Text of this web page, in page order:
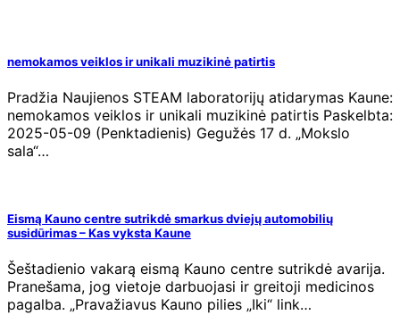
nemokamos veiklos ir unikali muzikinė patirtis
Pradžia Naujienos STEAM laboratorijų atidarymas Kaune:
nemokamos veiklos ir unikali muzikinė patirtis Paskelbta:
2025-05-09 (Penktadienis) Gegužės 17 d. „Mokslo
sala“…
Eismą Kauno centre sutrikdė smarkus dviejų automobilių
susidūrimas – Kas vyksta Kaune
Šeštadienio vakarą eismą Kauno centre sutrikdė avarija.
Pranešama, jog vietoje darbuojasi ir greitoji medicinos
pagalba. „Pravažiavus Kauno pilies „Iki“ link…